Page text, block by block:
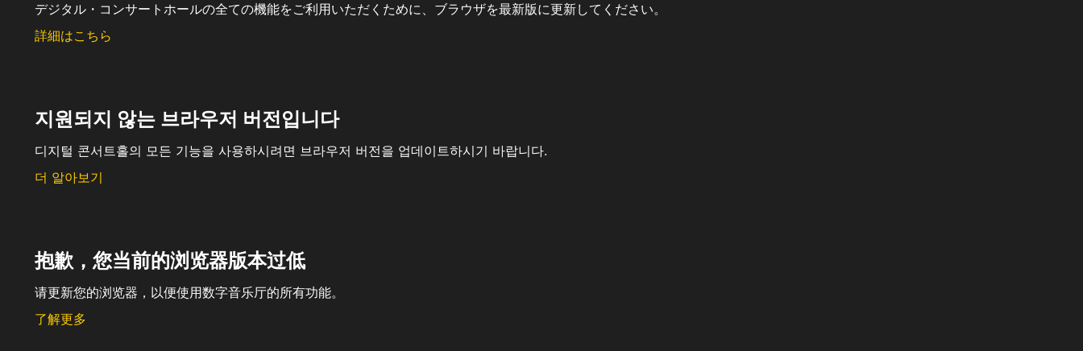
デジタル・コンサートホールの全ての機能をご利用いただくために、ブラウザを最新版に更新してください。
詳細はこちら
지원되지 않는 브라우저 버전입니다
디지털 콘서트홀의 모든 기능을 사용하시려면 브라우저 버전을 업데이트하시기 바랍니다.
더 알아보기
抱歉，您当前的浏览器版本过低
请更新您的浏览器，以便使用数字音乐厅的所有功能。
了解更多